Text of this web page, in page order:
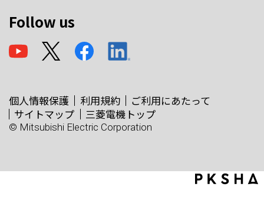
Follow us
個人情報保護 利用規約
ご利用にあたって
サイトマップ
三菱電機トップ
© Mitsubishi Electric Corporation